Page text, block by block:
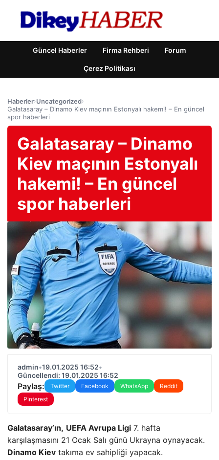
Güncel Haberler Firma Rehberi Forum
Çerez Politikası
Haberler›Uncategorized›
Galatasaray – Dinamo Kiev maçının Estonyalı hakemi! – En güncel
spor haberleri
Galatasaray – Dinamo
Kiev maçının Estonyalı
hakemi! – En güncel
spor haberleri
admin•19.01.2025 16:52•
Güncellendi: 19.01.2025 16:52
Paylaş: Twitter Facebook WhatsApp
Reddit
Pinterest
Galatasaray’ın, UEFA Avrupa Ligi 7. hafta
karşılaşmasını 21 Ocak Salı günü Ukrayna oynayacak.
Dinamo Kiev takıma ev sahipliği yapacak.